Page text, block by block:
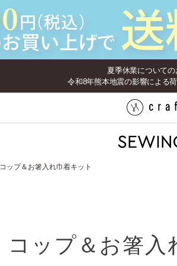
夏季休業について
令和8年熊本地震の影響による
コップ＆お箸入れ巾着キット
コップ＆お箸入